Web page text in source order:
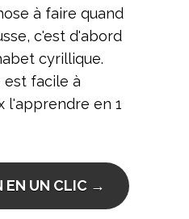
à faire quand
c'est d'abord
cyrillique.
est facile à
l'apprendre en 1
EN UN CLIC →